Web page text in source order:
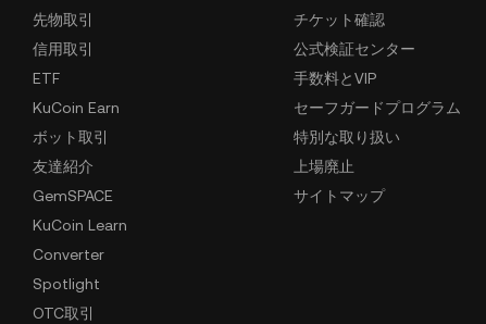
先物取引
信用取引
ETF
KuCoin Earn
ボット取引
友達紹介
GemSPACE
KuCoin Learn
Converter
Spotlight
OTC取引
チケット確認
公式検証センター
手数料とVIP
セーフガードプログラム
特別な取り扱い
上場廃止
サイトマップ